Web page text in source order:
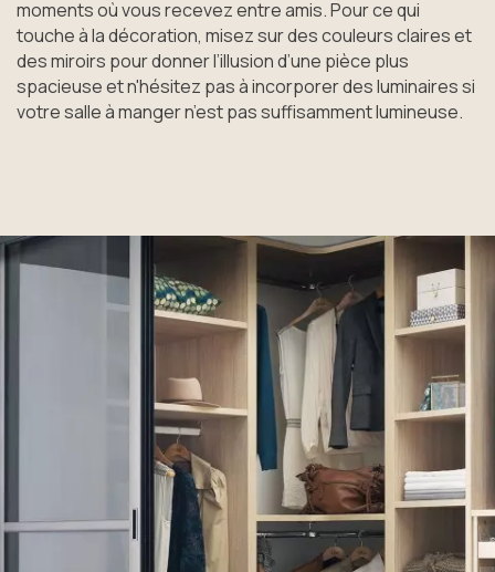
moments où vous recevez entre amis. Pour ce qui
touche à la décoration, misez sur des couleurs claires et
des miroirs pour donner l’illusion d’une pièce plus
spacieuse et n'hésitez pas à incorporer des luminaires si
votre salle à manger n’est pas suffisamment lumineuse.